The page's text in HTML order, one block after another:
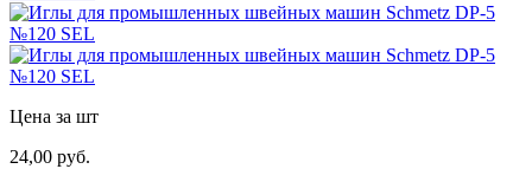
Цена за шт
24,00 руб.